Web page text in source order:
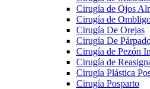
Cirugía de Ojos
Cirugía de
Cirugía De Orejas
Cirugía De
Cirugía de Pezón
Cirugía de
Cirugía Plástica
Cirugía Posparto